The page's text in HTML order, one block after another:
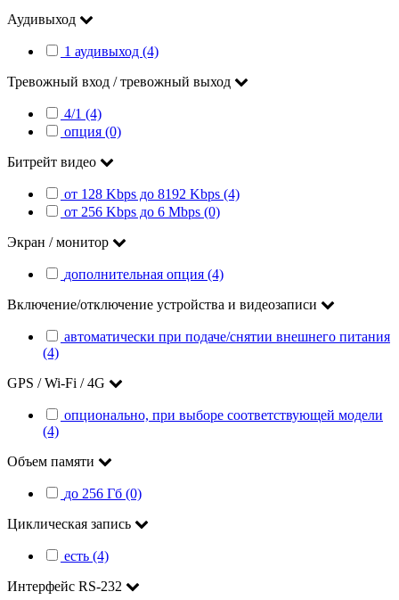
Аудивыход
1 аудивыход (4)
Тревожный вход / тревожный выход
4/1 (4)
опция (0)
Битрейт видео
от 128 Kbps до 8192 Kbps (4)
от 256 Kbps до 6 Mbps (0)
Экран / монитор
дополнительная опция (4)
Включение/отключение устройства и видеозаписи
автоматически при подаче/снятии внешнего питания
(4)
GPS / Wi-Fi / 4G
опционально, при выборе соответствующей модели
(4)
Объем памяти
до 256 Гб (0)
Циклическая запись
есть (4)
Интерфейс RS-232